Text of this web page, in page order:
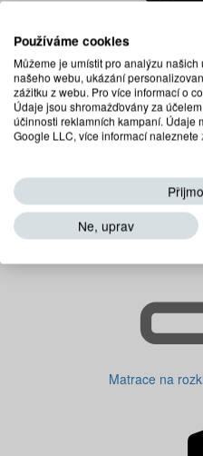
Matrace
Matrace na
Používáme cookies
Můžeme je umístit pro analýzu
našeho webu, ukázání
zážitku z webu. Pro více informací o
Údaje jsou shromažďovány za
účinnosti reklamních kampaní. Údaje
Google LLC, více informací naleznete
Ne, uprav